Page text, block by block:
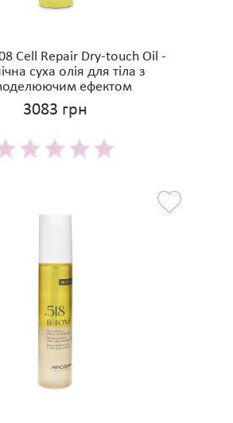
Cell Repair Dry-touch Oil -
суха олія для тіла з
ефектом
3083 грн